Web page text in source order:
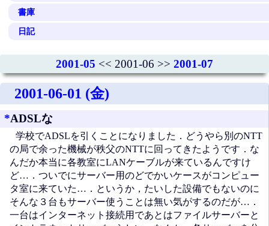
書庫
日記
2001-05 << 2001-06 >> 2001-07
2001-06-01 (金)
*ADSLな
学校でADSLを引くことになりました．どうやら別のNTT
の局で余った機械が秩父のNTTに回ってきたようです．な
んだか本当に各教室にLANケーブルが来ているんですけ
ど…．ついでにサーバー用のどでかいケースがコンピュー
タ室に来ていた…．というか，たいした設備でもないのに
そんな３台もサーバー使うことは無い気がするのだが…．
一台はインターネット接続用であとはファイルサーバーと